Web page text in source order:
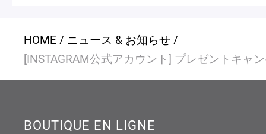
HOME
ニュース & お知らせ
[INSTAGRAM公式アカウント] プレゼントキャ
BOUTIQUE EN LIGNE